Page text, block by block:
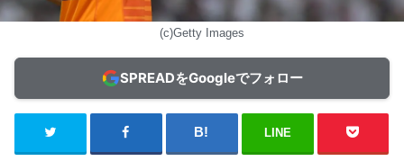
(c)Getty Images
SPREADをGoogleでフォロー
LINE